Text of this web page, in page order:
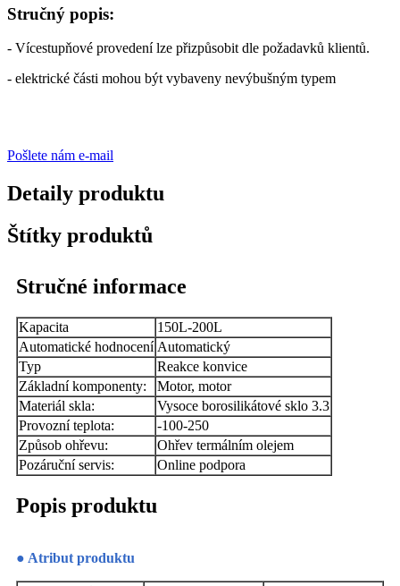
Stručný popis:
- Vícestupňové provedení lze přizpůsobit dle požadavků klientů.
- elektrické části mohou být vybaveny nevýbušným typem
Pošlete nám e-mail
Detaily produktu
Štítky produktů
Stručné informace
Kapacita
150L-200L
Automatické hodnocení Automatický
Typ
Reakce konvice
Základní komponenty:
Motor, motor
Materiál skla:
Vysoce borosilikátové sklo 3.3
Provozní teplota:
-100-250
Způsob ohřevu:
Ohřev termálním olejem
Pozáruční servis:
Online podpora
Popis produktu
● Atribut produktu